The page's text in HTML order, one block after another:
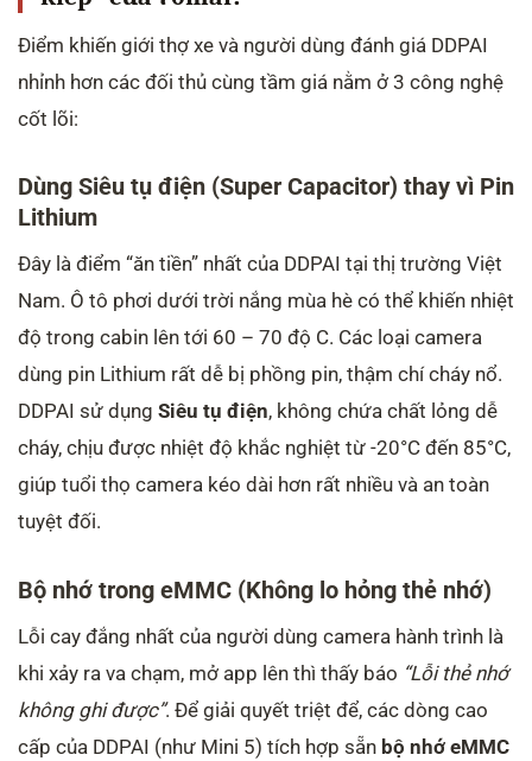
Điểm khiến giới thợ xe và người dùng đánh giá DDPAI
nhỉnh hơn các đối thủ cùng tầm giá nằm ở 3 công nghệ
cốt lõi:
Dùng Siêu tụ điện (Super Capacitor) thay vì Pin
Lithium
Đây là điểm “ăn tiền” nhất của DDPAI tại thị trường Việt
Nam. Ô tô phơi dưới trời nắng mùa hè có thể khiến nhiệt
độ trong cabin lên tới 60 – 70 độ C. Các loại camera
dùng pin Lithium rất dễ bị phồng pin, thậm chí cháy nổ.
DDPAI sử dụng Siêu tụ điện, không chứa chất lỏng dễ
cháy, chịu được nhiệt độ khắc nghiệt từ -20°C đến 85°C,
giúp tuổi thọ camera kéo dài hơn rất nhiều và an toàn
tuyệt đối.
Bộ nhớ trong eMMC (Không lo hỏng thẻ nhớ)
Lỗi cay đắng nhất của người dùng camera hành trình là
khi xảy ra va chạm, mở app lên thì thấy báo “Lỗi thẻ nhớ
không ghi được”. Để giải quyết triệt để, các dòng cao
cấp của DDPAI (như Mini 5) tích hợp sẵn bộ nhớ eMMC